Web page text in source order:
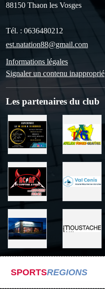
88150 Thaon les Vosges
Tél. : 0636480212
est.natation88@gmail.com
Informations légales
Signaler un contenu inapproprié
Les partenaires du club
SPORTSREGIONS